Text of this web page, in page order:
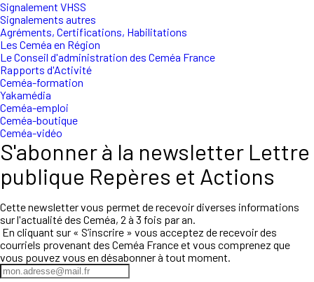
Signalement VHSS
Signalements autres
Agréments, Certifications, Habilitations
Les Ceméa en Région
Le Conseil d'administration des Ceméa France
Rapports d'Activité
Ceméa-formation
Yakamédia
Ceméa-emploi
Ceméa-boutique
Ceméa-vidéo
S'abonner à la newsletter Lettre
publique Repères et Actions
Cette newsletter vous permet de recevoir diverses informations
sur l'actualité des Ceméa, 2 à 3 fois par an.
En cliquant sur « S’inscrire » vous acceptez de recevoir des
courriels provenant des Ceméa France et vous comprenez que
vous pouvez vous en désabonner à tout moment.